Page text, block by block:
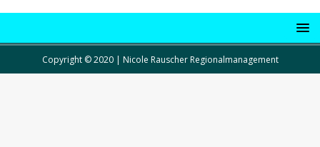
Copyright © 2020 | Nicole Rauscher Regionalmanagement